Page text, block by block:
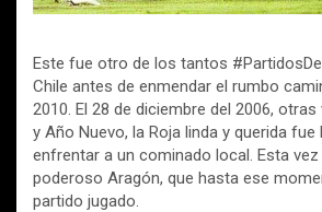
Este fue otro de los tantos
Chile antes de enmendar el rumbo
2010. El 28 de diciembre del 2006,
y Año Nuevo, la Roja linda y querida
enfrentar a un cominado local. Esta vez
poderoso Aragón, que hasta ese
partido jugado.